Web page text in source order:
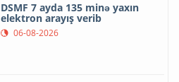
DSMF 7 ayda 135 minə yaxın
elektron arayış verib
06-08-2026